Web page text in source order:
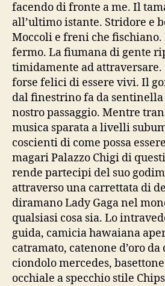
facendo di fronte a me. Il
all’ultimo istante. Stridore e
Moccoli e freni che
fermo. La fiumana di gente
timidamente ad
forse felici di essere vivi. Il
dal finestrino fa da sentinella
nostro passaggio. Mentre
musica sparata a livelli
coscienti di come possa
magari Palazzo Chigi di
rende partecipi del suo
attraverso una carrettata di
diramano Lady Gaga nel
qualsiasi cosa sia. Lo
guida, camicia hawaiana
catramato, catenone d’oro
ciondolo mercedes,
occhiale a specchio stile